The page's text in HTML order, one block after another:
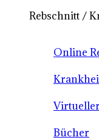
Rebschnitt /
Online
Bücher